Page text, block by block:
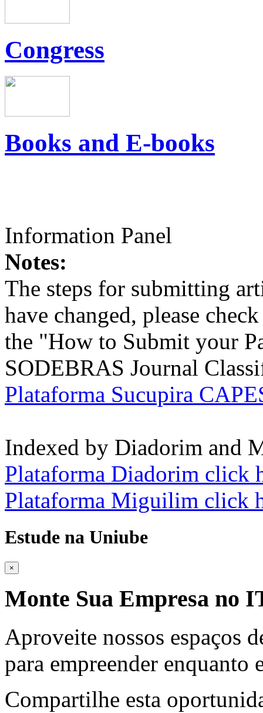
Congress
Books and E-books
Information Panel
Notes:
The steps for submitting
have changed, please
the "How to Submit your
SODEBRAS Journal
Plataforma Sucupira
Indexed by Diadorim and
Plataforma Diadorim click
Plataforma Miguilim click
Estude na Uniube
×
Monte Sua Empresa no
Aproveite nossos espaços
para empreender enquanto
Compartilhe esta